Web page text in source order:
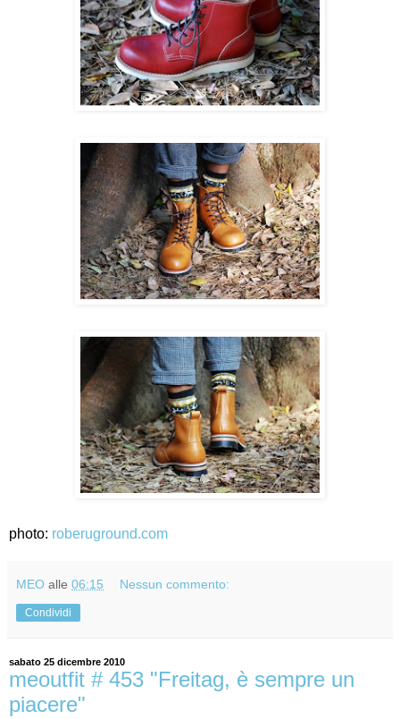
photo: roberuground.com
MEO alle 06:15 Nessun commento:
Condividi
sabato 25 dicembre 2010
meoutfit # 453 "Freitag, è sempre un
piacere"